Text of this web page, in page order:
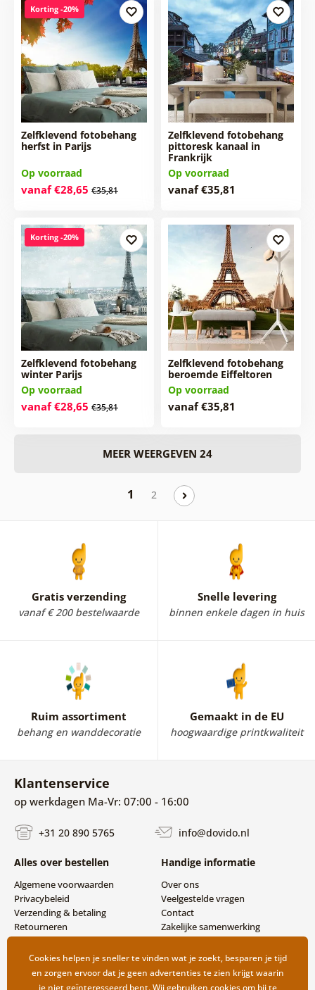
Korting -20%
Zelfklevend fotobehang
herfst in Parijs
Op voorraad
vanaf €28,65 €35,81
Zelfklevend fotobehang
pittoresk kanaal in
Frankrijk
Op voorraad
vanaf €35,81
Korting -20%
Zelfklevend fotobehang
winter Parijs
Op voorraad
vanaf €28,65 €35,81
Zelfklevend fotobehang
beroemde Eiffeltoren
Op voorraad
vanaf €35,81
MEER WEERGEVEN 24
1 2
Gratis verzending
vanaf € 200 bestelwaarde
Snelle levering
binnen enkele dagen in huis
Ruim assortiment
behang en wanddecoratie
Gemaakt in de EU
hoogwaardige printkwaliteit
Klantenservice
op werkdagen Ma-Vr: 07:00 - 16:00
+31 20 890 5765 info@dovido.nl
Alles over bestellen
Algemene voorwaarden
Privacybeleid
Verzending & betaling
Retourneren
Handige informatie
Over ons
Veelgestelde vragen
Contact
Zakelijke samenwerking
Cookies helpen je sneller te vinden wat je zoekt, besparen je tijd
en zorgen ervoor dat je geen advertenties te zien krijgt waarin
je niet geïnteresseerd bent. Wij gebruiken cookies om bij te